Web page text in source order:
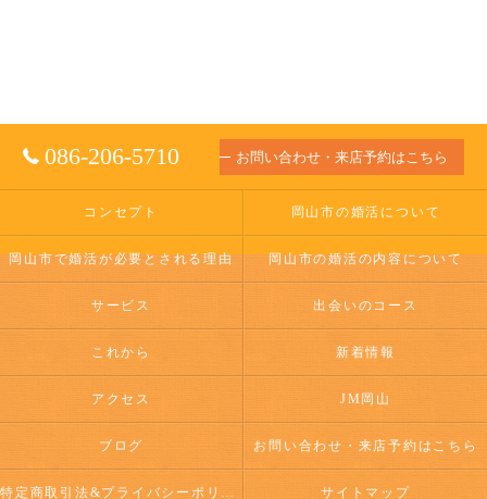
086-206-5710 お問い合わせ・来店予約はこちら
コンセプト 岡山市の婚活について
岡山市で婚活が必要とされる理由 岡山市の婚活の内容について
サービス 出会いのコース
これから 新着情報
アクセス JM岡山
ブログ お問い合わせ・来店予約はこちら
特定商取引法&プライバシーポリシー サイトマップ